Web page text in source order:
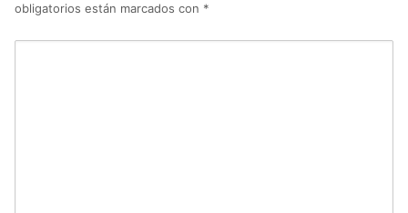
obligatorios están marcados con *